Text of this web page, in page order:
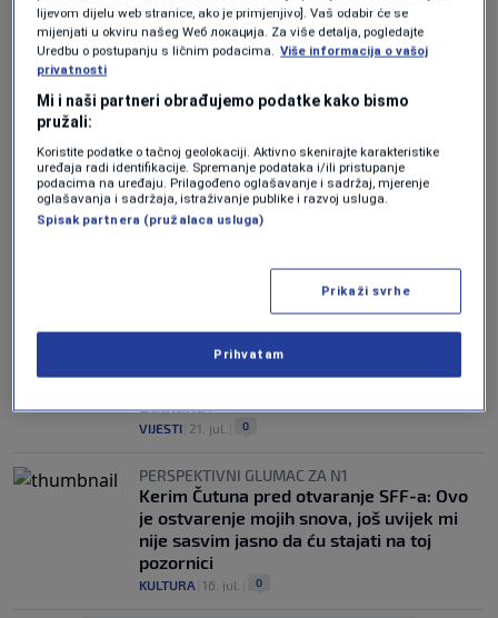
FOTO / Mostar obilježava 22 godine
španskog vojnika vraćaju u period koje ne
smije biti zaboravljen
VIJESTI|23. jul.| 0
Brussels rethinking its role in the Western
Nova funkcija, nova strategija: Mijenja li
Europska unija pristup Zapadnom
Balkanu?
VIJESTI 21. jul. 0
PERSPEKTIVNI GLUMAC ZA N1
Kerim Čutuna pred otvaranje SFF-a: Ovo
je ostvarenje mojih snova, još uvijek mi
nije sasvim jasno da ću stajati na toj
pozornici
KULTURA 16. jul. 0
lijevom dijelu web stranice, ako je primjenjivo]. Vaš odabir će se
mijenjati u okviru našeg Wеб локација. Za više detalja, pogledajte
Uredbu o postupanju s ličnim podacima. Više informacija o vašoj
privatnosti
Mi i naši partneri obrađujemo podatke kako bismo
pružali:
Koristite podatke o tačnoj geolokaciji. Aktivno skenirajte karakteristike
uređaja radi identifikacije. Spremanje podataka i/ili pristupanje
podacima na uređaju. Prilagođeno oglašavanje i sadržaj, mjerenje
oglašavanja i sadržaja, istraživanje publike i razvoj usluga.
Spisak partnera (pružalaca usluga)
Prikaži svrhe
Prihvatam